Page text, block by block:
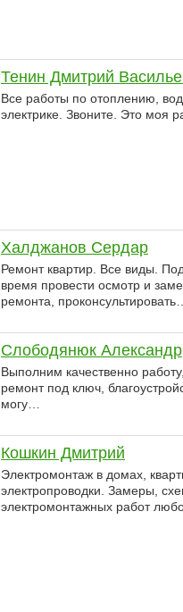
Тенин Дмитрий
Все работы по отоплению,
электрике. Звоните. Это моя
Халджанов Сердар
Ремонт квартир. Все виды.
время провести осмотр и
ремонта, проконсультировать…
Слободянюк Александр
Выполним качественно
ремонт под ключ,
могу…
Кошкин Дмитрий
Электромонтаж в домах,
электропроводки. Замеры,
электромонтажных работ